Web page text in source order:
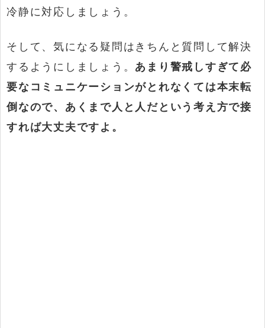
冷静に対応しましょう。
そして、気になる疑問はきちんと質問して解決
するようにしましょう。 あまり警戒しすぎて必
要なコミュニケーションがとれなくては本末転
倒なので、あくまで人と人だという考え方で接
すれば大丈夫ですよ。